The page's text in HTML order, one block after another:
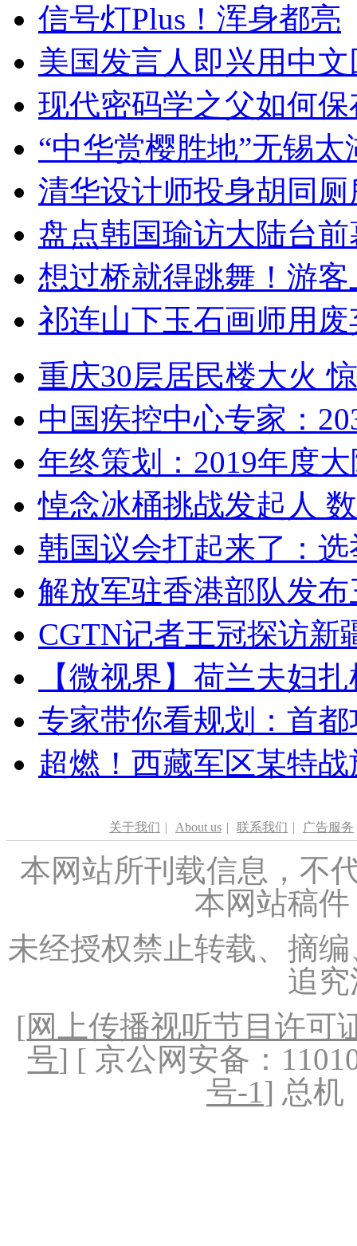
信号灯Plus！浑身都亮
美国发言人即兴用中
现代密码学之父如何
“中华赏樱胜地”无锡
清华设计师投身胡同
盘点韩国瑜访大陆台
想过桥就得跳舞！游客
祁连山下玉石画师用
重庆30层居民楼大火
中国疾控中心专家：
年终策划：2019年度
悼念冰桶挑战发起人
韩国议会打起来了：
解放军驻香港部队发
CGTN记者王冠探访新
【微视界】荷兰夫妇
专家带你看规划：首
超燃！西藏军区某特
关于我们 | About us | 联系我们 | 广告服务
本网站所刊载信息，不
本网站稿
未经授权禁止转载、摘
追
[网上传播视听节目许可
号] [ 京公网安备：
号-1] 总机